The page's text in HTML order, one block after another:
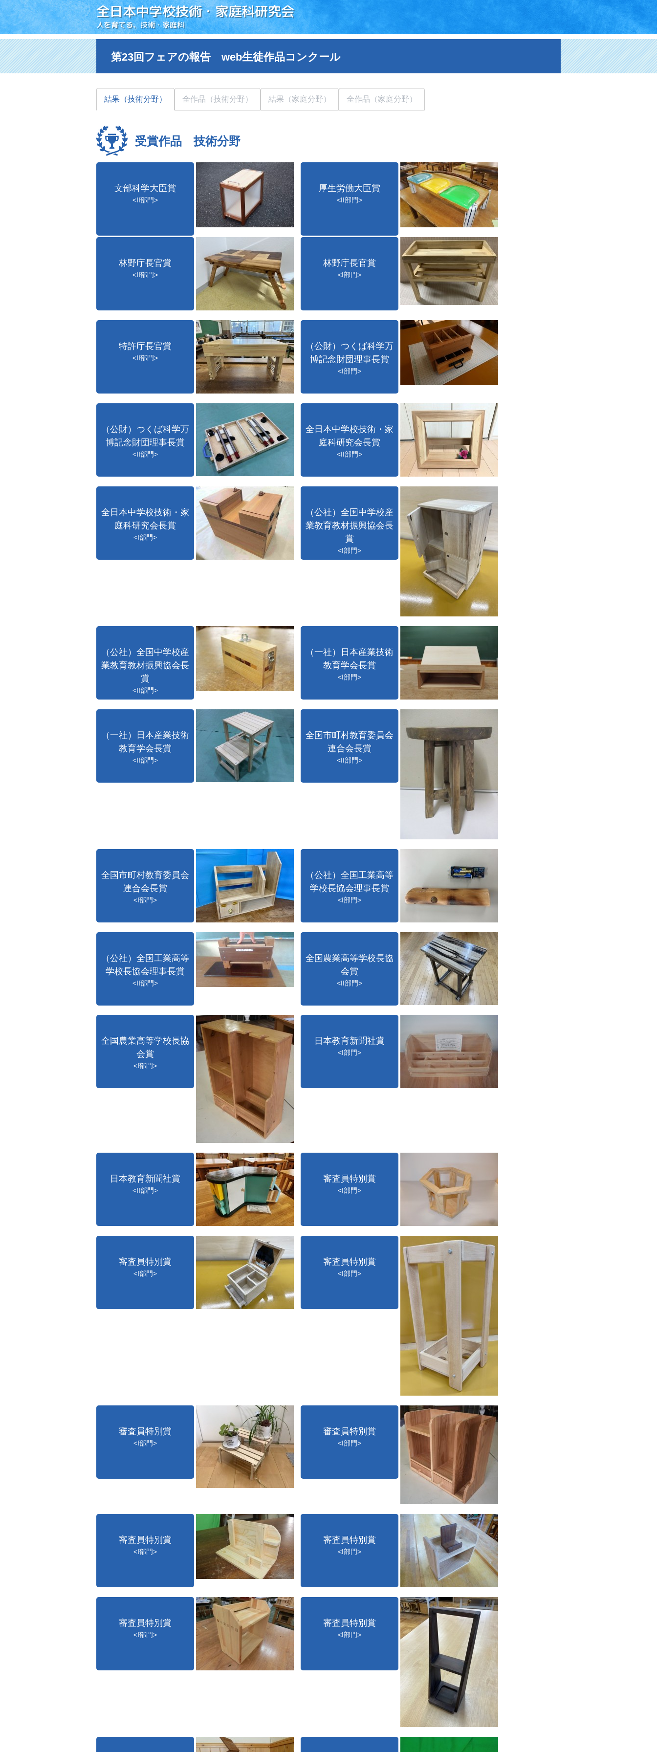
全日本中学校技術・家庭科研究会
人を育てる、技術・家庭科
第23回フェアの報告 web生徒作品コンクール
結果（技術分野） 全作品（技術分野） 結果（家庭分野） 全作品（家庭分野）
受賞作品 技術分野
文部科学大臣賞
<II部門>
厚生労働大臣賞
<II部門>
林野庁長官賞
<II部門>
林野庁長官賞
<I部門>
特許庁長官賞
<II部門>
（公財）つくば科学万
博記念財団理事長賞
<I部門>
（公財）つくば科学万
博記念財団理事長賞
<II部門>
全日本中学校技術・家
庭科研究会長賞
<II部門>
全日本中学校技術・家
庭科研究会長賞
<I部門>
（公社）全国中学校産
業教育教材振興協会長
賞
<I部門>
（公社）全国中学校産
業教育教材振興協会長
賞
<II部門>
（一社）日本産業技術
教育学会長賞
<I部門>
（一社）日本産業技術
教育学会長賞
<II部門>
全国市町村教育委員会
連合会長賞
<II部門>
全国市町村教育委員会
連合会長賞
<I部門>
（公社）全国工業高等
学校長協会理事長賞
<I部門>
（公社）全国工業高等
学校長協会理事長賞
<II部門>
全国農業高等学校長協
会賞
<II部門>
全国農業高等学校長協
会賞
<I部門>
日本教育新聞社賞
<I部門>
日本教育新聞社賞
<II部門>
審査員特別賞
<I部門>
審査員特別賞
<I部門>
審査員特別賞
<I部門>
審査員特別賞
<I部門>
審査員特別賞
<I部門>
審査員特別賞
<I部門>
審査員特別賞
<I部門>
審査員特別賞
<I部門>
審査員特別賞
<I部門>